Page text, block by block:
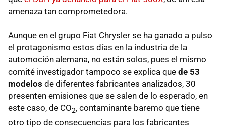
amenaza tan comprometedora.
Aunque en el grupo Fiat Chrysler se ha ganado a pulso
el protagonismo estos días en la industria de la
automoción alemana, no están solos, pues el mismo
comité investigador tampoco se explica que de 53
modelos de diferentes fabricantes analizados, 30
presenten emisiones que se salen de lo esperado, en
este caso, de CO2, contaminante baremo que tiene
otro tipo de consecuencias para los fabricantes